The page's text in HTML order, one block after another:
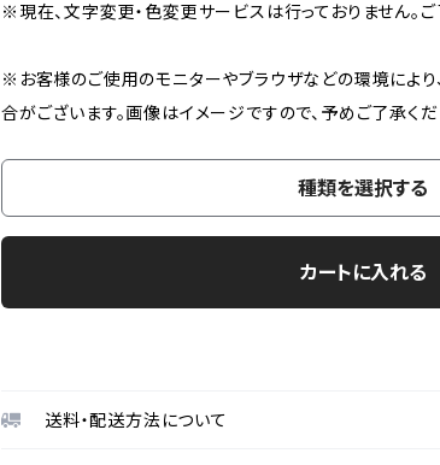
※現在、文字変更・色変更サービスは行っておりません。ご
※お客様のご使用のモニターやブラウザなどの環境によ
合がございます。画像はイメージですので、予めご了承くだ
種類を選択する
カートに入れる
送料・配送方法について